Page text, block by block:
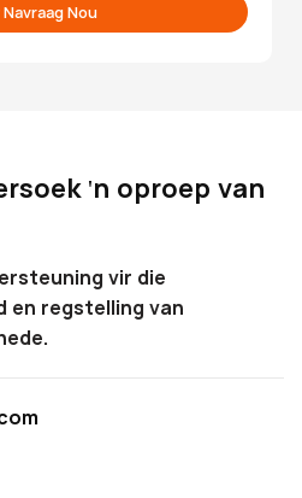
Nou
'n oproep van
vir die
en regstelling van